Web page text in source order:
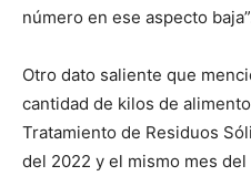
número en ese aspecto
Otro dato saliente que
cantidad de kilos de
Tratamiento de Residuos
del 2022 y el mismo mes